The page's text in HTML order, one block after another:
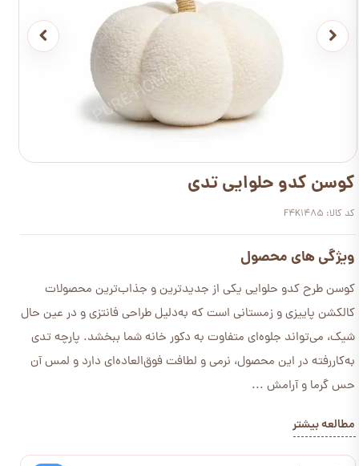
کوسن کدو حلوایی تدی
کد کالا: F4K1485
ویژگی های محصول
کوسن طرح کدو حلوایی یکی از جدیدترین و جذاب‌ترین محصولات
کالکشن پاییزی و زمستانی است که به‌دلیل طراحی فانتزی و در عین حال
شیک، می‌تواند جلوه‌ای متفاوت به دکور خانه شما ببخشد. پارچه تدی
به‌کاررفته در این محصول، نرمی و لطافت فوق‌العاده‌ای دارد و لمس آن
حس گرما و آرامش ...
مطالعه بیشتر